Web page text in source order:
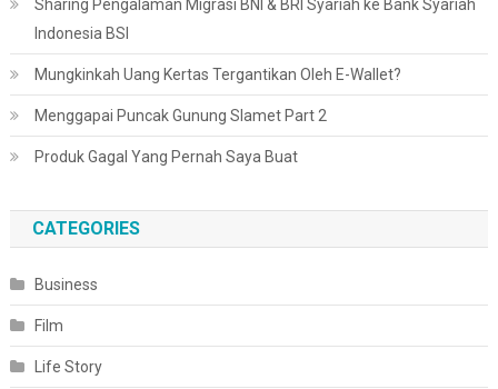
Sharing Pengalaman Migrasi BNI & BRI Syariah ke Bank Syariah
Indonesia BSI
Mungkinkah Uang Kertas Tergantikan Oleh E-Wallet?
Menggapai Puncak Gunung Slamet Part 2
Produk Gagal Yang Pernah Saya Buat
CATEGORIES
Business
Film
Life Story